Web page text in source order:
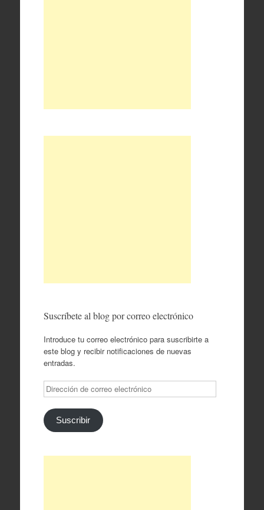
Suscríbete al blog por correo electrónico
Introduce tu correo electrónico para suscribirte a
este blog y recibir notificaciones de nuevas
entradas.
Dirección
de
correo
electrónico
Suscribir